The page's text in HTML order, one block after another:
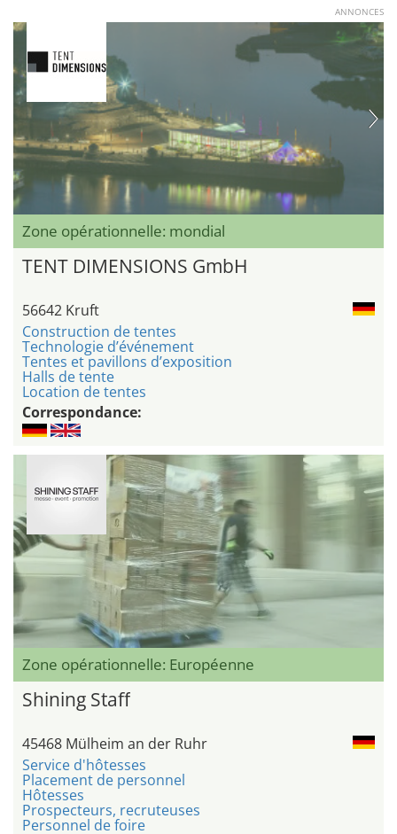
ANNONCES
Zone opérationnelle: mondial
TENT DIMENSIONS GmbH
56642 Kruft
Construction de tentes
Technologie d’événement
Tentes et pavillons d’exposition
Halls de tente
Location de tentes
Correspondance:
Zone opérationnelle: Européenne
Shining Staff
45468 Mülheim an der Ruhr
Service d'hôtesses
Placement de personnel
Hôtesses
Prospecteurs, recruteuses
Personnel de foire